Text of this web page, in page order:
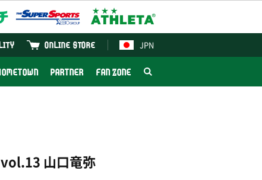
JPN
ONLINE STORE
PARTNER FAN ZONE
山口竜弥